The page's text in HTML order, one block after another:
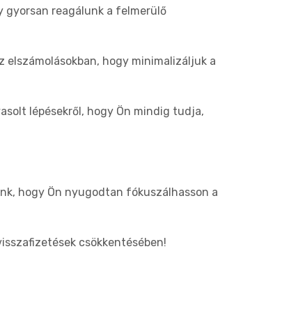
gyorsan reagálunk a felmerülő
elszámolásokban, hogy minimalizáljuk a
lépésekről, hogy Ön mindig tudja,
hogy Ön nyugodtan fókuszálhasson a
csökkentésében!